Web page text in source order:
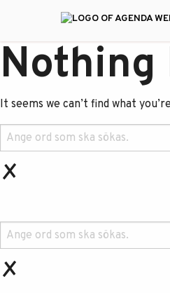
Nothing
It seems we can’t find what